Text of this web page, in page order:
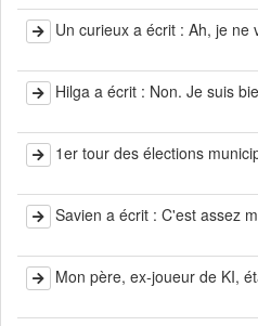
Un curieux a écrit : Ah, je
Hilga a écrit : Non. Je suis
1er tour des élections
Savien a écrit : C'est assez
Mon père, ex-joueur de KI,